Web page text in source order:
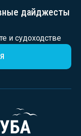
дайджесты
и судоходстве